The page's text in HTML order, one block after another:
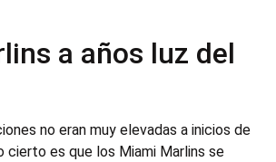
a años luz del
no eran muy elevadas a inicios de
cierto es que los Miami Marlins se